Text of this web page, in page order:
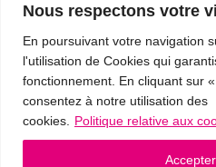
Nous respectons votre
En poursuivant votre navigation
l'utilisation de Cookies qui
fonctionnement. En cliquant sur
consentez à notre utilisation des
cookies.
Politique relative aux
Mentions Légales
Politique de
Conditions Générales de Vente
© 2019 - Cousins & Cousines